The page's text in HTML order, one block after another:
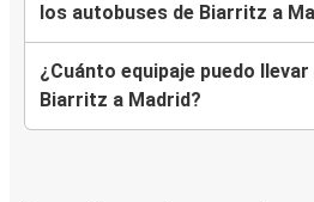
los autobuses de Biarritz a
¿Cuánto equipaje puedo
Biarritz a Madrid?